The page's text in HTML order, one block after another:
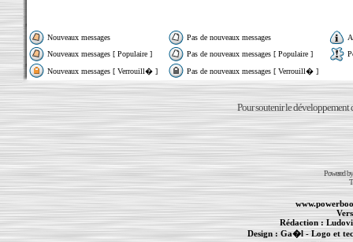
Nouveaux messages Pas de nouveaux messages
Nouveaux messages [ Populaire ]
Pas de nouveaux messages [ Populaire ]
Nouveaux messages [ Verrouill� ]
Pas de nouveaux messages [ Verrouill� ]
Pour soutenir le développement
Powered
Rédaction :
Design :Ga�l- Logo et